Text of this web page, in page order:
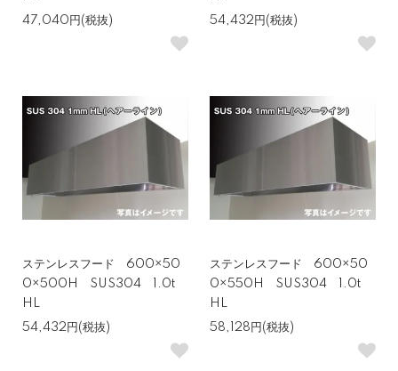
47,040円(税抜)
54,432円(税抜)
ステンレスフード 600×50
0×500H SUS304 1.0t
HL
54,432円(税抜)
ステンレスフード 600×50
0×550H SUS304 1.0t
HL
58,128円(税抜)